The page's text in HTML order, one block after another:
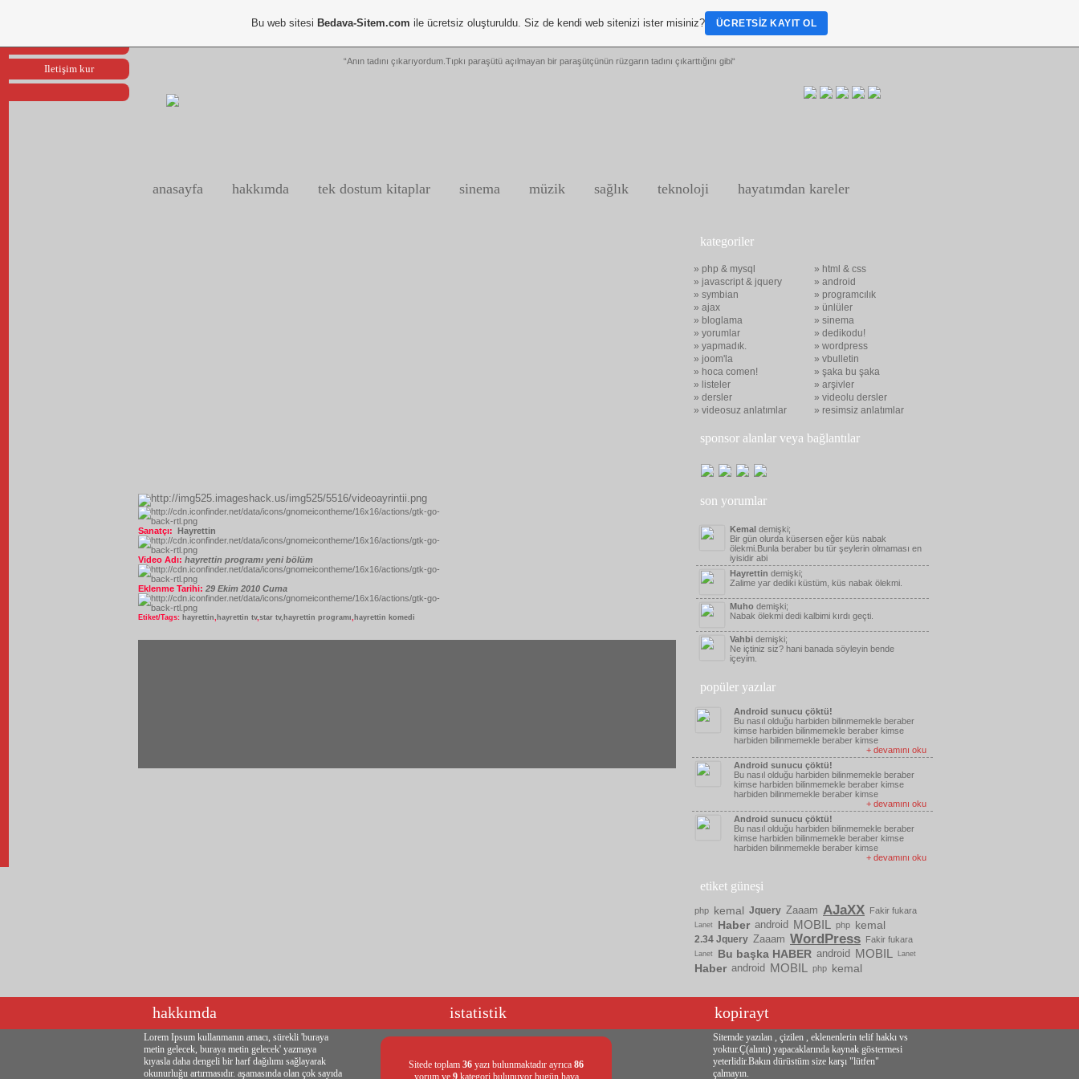
Reklam ver
Iletişim kur
“Anın tadını çıkarıyordum.Tıpkı paraşütü açılmayan bir paraşütçünün rüzgarın tadını çıkarttığını gibi“
anasayfa hakkımda tek dostum kitaplar sinema müzik sağlık teknoloji hayatımdan kareler
Sanatçı: Hayrettin
Video Adı: hayrettin programı yeni bölüm
Eklenme Tarihi: 29 Ekim 2010 Cuma
Etiket/Tags: hayrettin, hayrettin tv,star tv,hayrettin programı, hayrettin komedi
kategoriler
» php & mysql
» html & css
» javascript & jquery
» android
» symbian
» programcılık
» ajax
» ünlüler
» bloglama
» sinema
» yorumlar
» dedikodu!
» yapmadık.
» wordpress
» joom'la
» vbulletin
» hoca comen!
» şaka bu şaka
» listeler
» arşivler
» dersler
» videolu dersler
» videosuz anlatımlar
» resimsiz anlatımlar
sponsor alanlar veya bağlantılar
son yorumlar
Kemal demişki;
Bir gün olurda küsersen eğer küs nabak
ölekmi.Bunla beraber bu tür şeylerin olmaması en
iyisidir abi
Hayrettin demişki;
Zalime yar dediki küstüm, küs nabak ölekmi.
Muho demişki;
Nabak ölekmi dedi kalbimi kırdı geçti.
Vahbi demişki;
Ne içtiniz siz? hani banada söyleyin bende
içeyim.
popüler yazılar
Android sunucu çöktü!
Bu nasıl olduğu harbiden bilinmemekle beraber
kimse harbiden bilinmemekle beraber kimse
harbiden bilinmemekle beraber kimse
+ devamını oku
Android sunucu çöktü!
Bu nasıl olduğu harbiden bilinmemekle beraber
kimse harbiden bilinmemekle beraber kimse
harbiden bilinmemekle beraber kimse
+ devamını oku
Android sunucu çöktü!
Bu nasıl olduğu harbiden bilinmemekle beraber
kimse harbiden bilinmemekle beraber kimse
harbiden bilinmemekle beraber kimse
+ devamını oku
etiket güneşi
php kemal Jquery Zaaam AJaXX Fakir fukara
Lanet Haber android MOBIL php kemal
2.34 Jquery Zaaam WordPress Fakir fukara
Lanet Bu başka HABER android MOBIL Lanet
Haber android MOBIL php kemal
hakkımda istatistik kopirayt
Lorem Ipsum kullanmanın amacı, sürekli 'buraya
metin gelecek, buraya metin gelecek' yazmaya
kıyasla daha dengeli bir harf dağılımı sağlayarak
okunurluğu artırmasıdır. aşamasında olan çok sayıda
Sitede toplam 36 yazı bulunmaktadır ayrıca 86
yorum ve 9kategori bulunuyor bugün hava
Sitemde yazılan , çizilen , eklenenlerin telif hakkı vs
yoktur.Ç(alıntı) yapacaklarında kaynak göstermesi
yeterlidir.Bakın dürüstüm size karşı "lütfen"
çalmayın.
Bu web sitesi Bedava-Sitem.com ile ücretsiz oluşturuldu. Siz de kendi web sitenizi ister misiniz? ÜCRETSIZ KAYIT OL